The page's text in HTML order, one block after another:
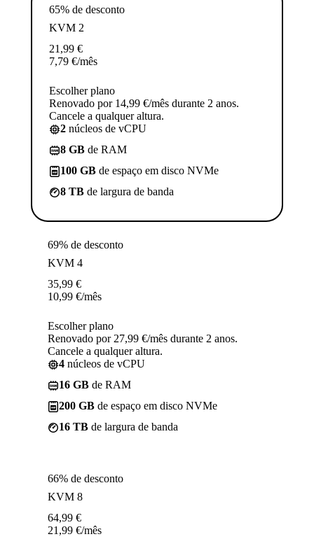
65% de desconto
KVM 2
21,99 €
7,79 €/mês
Escolher plano
Renovado por 14,99 €/mês durante 2 anos.
Cancele a qualquer altura.
2 núcleos de vCPU
8 GB de RAM
100 GB de espaço em disco NVMe
8 TB de largura de banda
69% de desconto
KVM 4
35,99 €
10,99 €/mês
Escolher plano
Renovado por 27,99 €/mês durante 2 anos.
Cancele a qualquer altura.
4 núcleos de vCPU
16 GB de RAM
200 GB de espaço em disco NVMe
16 TB de largura de banda
66% de desconto
KVM 8
64,99 €
21,99 €/mês